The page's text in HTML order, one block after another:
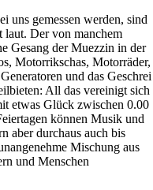
uns gemessen werden, sind
Der von manchem
Gesang der Muezzin in der
Motorrikschas, Motorräder,
und das Geschrei
All das vereinigt sich
etwas Glück zwischen 0.00
können Musik und
aber durchaus auch bis
Mischung aus
und Menschen